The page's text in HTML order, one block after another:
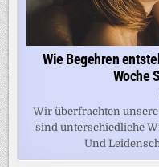
Wie Begehren
Woche
Wir überfrachten
sind unterschiedliche
Und